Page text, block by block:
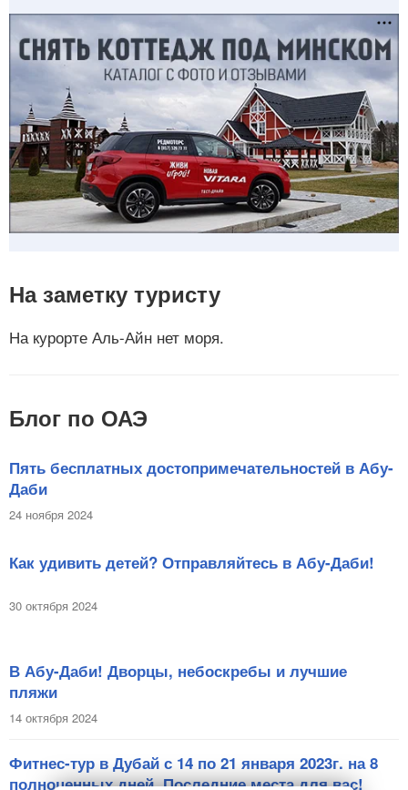
На заметку туристу
На курорте Аль-Айн нет моря.
Блог по ОАЭ
Пять бесплатных достопримечательностей в Абу-
Даби
24 ноября 2024
Как удивить детей? Отправляйтесь в Абу-Даби!
30 октября 2024
В Абу-Даби! Дворцы, небоскребы и лучшие
пляжи
14 октября 2024
Фитнес-тур в Дубай с 14 по 21 января 2023г. на 8
полноценных дней. Последние места для вас!